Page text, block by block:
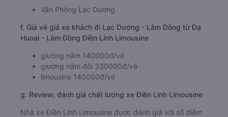
Văn Phòng Lạc Dương
f. Giá vé giá xe khách đi Lạc Dương - Lâm Đồng từ Đạ
Huoai - Lâm Đồng Điền Linh Limousine
giường nằm 140000đ/vé
giường nằm đôi 330000đ/vé
limousine 140000đ/vé
g. Review, đánh giá chất lượng xe Điền Linh Limousine
Nhà xe Điền Linh Limousine được đánh giá với số điểm